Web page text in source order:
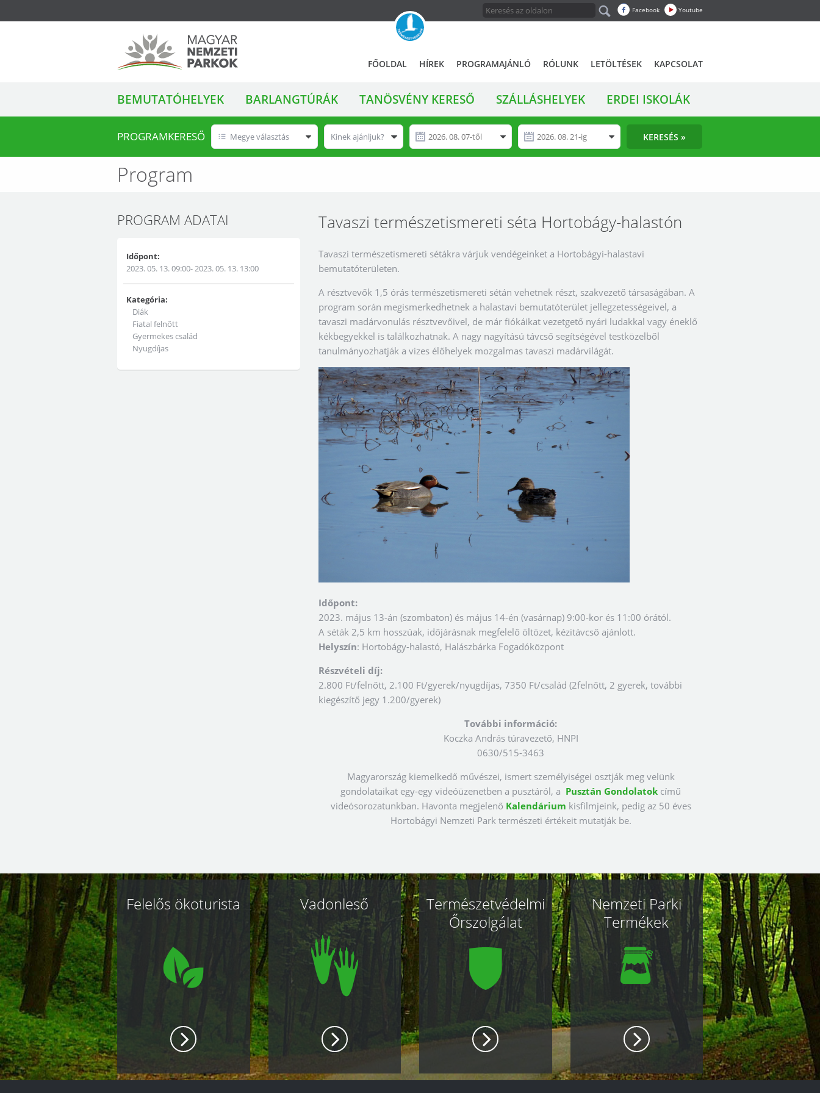
A
természetvédelem
honlapja
Facebook Youtube
Magyar Nemzeti
Parkok
FŐMENÜ
FŐOLDAL HÍREK PROGRAMAJÁNLÓ RÓLUNK LETÖLTÉSEK KAPCSOLAT
ALMENÜ
BEMUTATÓHELYEK BARLANGTÚRÁK TANÖSVÉNY KERESŐ SZÁLLÁSHELYEK ERDEI ISKOLÁK
PROGRAMKERESŐ Megye választás Kinek ajánljuk? KERESÉS »
Program
PROGRAM ADATAI
Időpont:
2023. 05. 13. 09:00- 2023. 05. 13. 13:00
Kategória:
Diák
Fiatal felnőtt
Gyermekes család
Nyugdíjas
Tavaszi természetismereti séta Hortobágy-halastón
Tavaszi természetismereti sétákra várjuk vendégeinket a Hortobágyi-halastavi
bemutatóterületen.
A résztvevők 1,5 órás természetismereti sétán vehetnek részt, szakvezető társaságában. A
program során megismerkedhetnek a halastavi bemutatóterület jellegzetességeivel, a
tavaszi madárvonulás résztvevőivel, de már fiókáikat vezetgető nyári ludakkal vagy éneklő
kékbegyekkel is találkozhatnak. A nagy nagyítású távcső segítségével testközelből
tanulmányozhatják a vizes élőhelyek mozgalmas tavaszi madárvilágát.
Időpont:
2023. május 13-án (szombaton) és május 14-én (vasárnap) 9:00-kor és 11:00 órától.
A séták 2,5 km hosszúak, időjárásnak megfelelő öltözet, kézitávcső ajánlott.
Helyszín: Hortobágy-halastó, Halászbárka Fogadóközpont
Részvételi díj:
2.800 Ft/felnőtt, 2.100 Ft/gyerek/nyugdíjas, 7350 Ft/család (2felnőtt, 2 gyerek, további
kiegészítő jegy 1.200/gyerek)
További információ:
Koczka András túravezető, HNPI
0630/515-3463
Magyarország kiemelkedő művészei, ismert személyiségei osztják meg velünk
gondolataikat egy-egy videóüzenetben a pusztáról, a Pusztán Gondolatok című
videósorozatunkban. Havonta megjelenő Kalendárium kisfilmjeink, pedig az 50 éves
Hortobágyi Nemzeti Park természeti értékeit mutatják be.
Kapcsolódó
oldalak
Felelős ökoturista Vadonleső
Természetvédelmi
Őrszolgálat
Nemzeti Parki
Termékek